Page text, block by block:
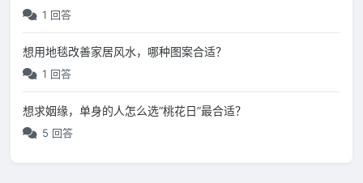
1 回答
想用地毯改善家居风水，哪种图案合适？
1 回答
想求姻缘，单身的人怎么选“桃花日”最合适？
5 回答